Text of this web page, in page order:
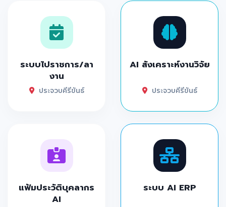
ระบบไปราชการ/ลา
งาน
ประจวบคีรีขันธ์
AI สังเคราะห์งานวิจัย
ประจวบคีรีขันธ์
แฟ้มประวัติบุคลากร
AI
ระบบ AI ERP